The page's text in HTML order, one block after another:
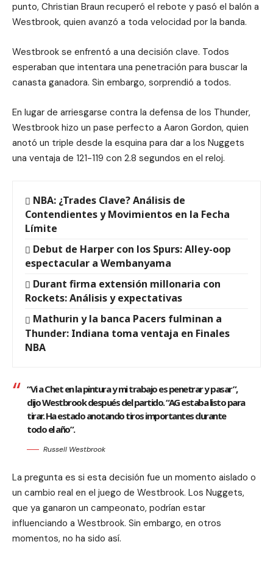
punto, Christian Braun recuperó el rebote y pasó el balón a
Westbrook, quien avanzó a toda velocidad por la banda.
Westbrook se enfrentó a una decisión clave. Todos
esperaban que intentara una penetración para buscar la
canasta ganadora. Sin embargo, sorprendió a todos.
En lugar de arriesgarse contra la defensa de los Thunder,
Westbrook hizo un pase perfecto a Aaron Gordon, quien
anotó un triple desde la esquina para dar a los Nuggets
una ventaja de 121-119 con 2.8 segundos en el reloj.
NBA: ¿Trades Clave? Análisis de
Contendientes y Movimientos en la Fecha
Límite
Debut de Harper con los Spurs: Alley-oop
espectacular a Wembanyama
Durant firma extensión millonaria con
Rockets: Análisis y expectativas
Mathurin y la banca Pacers fulminan a
Thunder: Indiana toma ventaja en Finales
NBA
“Vi a Chet en la pintura y mi trabajo es penetrar y pasar”,
dijo Westbrook después del partido. “AG estaba listo para
tirar. Ha estado anotando tiros importantes durante
todo el año”.
Russell Westbrook
La pregunta es si esta decisión fue un momento aislado o
un cambio real en el juego de Westbrook. Los Nuggets,
que ya ganaron un campeonato, podrían estar
influenciando a Westbrook. Sin embargo, en otros
momentos, no ha sido así.